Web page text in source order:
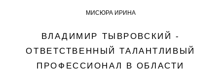
МИСЮРА ИРИНА
ВЛАДИМИР ТЫВРОВСКИЙ -
ОТВЕТСТВЕННЫЙ ТАЛАНТЛИВЫЙ
ПРОФЕССИОНАЛ В ОБЛАСТИ